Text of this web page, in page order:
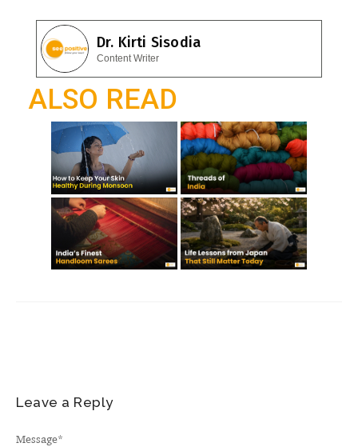
b
o
o
k
s
A
p
e
gr
a
m
Dr. Kirti Sisodia
Content Writer
ALSO READ
Leave a Reply
Message*